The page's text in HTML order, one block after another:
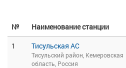
№ Наименование станции
1
Тисульская АС
Тисульский район, Кемеровская
область, Россия